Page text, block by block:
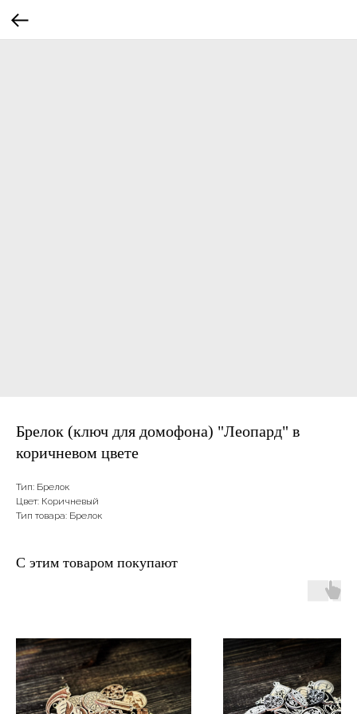
Брелок (ключ для домофона) "Леопард" в
коричневом цвете
Тип: Брелок
Цвет: Коричневый
Тип товара: Брелок
С этим товаром покупают